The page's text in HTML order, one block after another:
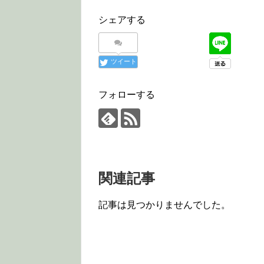
シェアする
ツイート
フォローする
関連記事
記事は見つかりませんでした。